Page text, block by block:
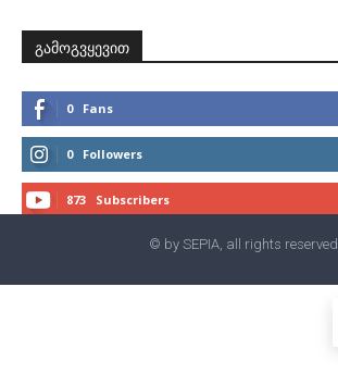
გამოგვყევით
0 Fans
0 Followers
873 Subscribers
© by SEPIA, all rights reserved